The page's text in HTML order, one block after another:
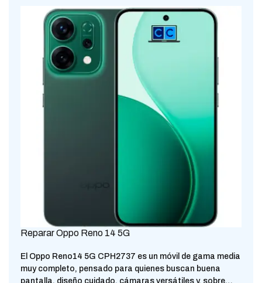
Reparar Oppo Reno 14 5G
El Oppo Reno14 5G CPH2737 es un móvil de gama media
muy completo, pensado para quienes buscan buena
pantalla, diseño cuidado, cámaras versátiles y, sobre…